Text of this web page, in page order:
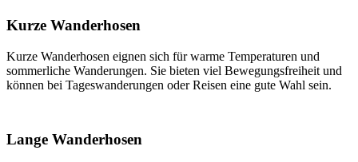
Kurze Wanderhosen
Kurze Wanderhosen eignen sich für warme Temperaturen und
sommerliche Wanderungen. Sie bieten viel Bewegungsfreiheit und
können bei Tageswanderungen oder Reisen eine gute Wahl sein.
Lange Wanderhosen